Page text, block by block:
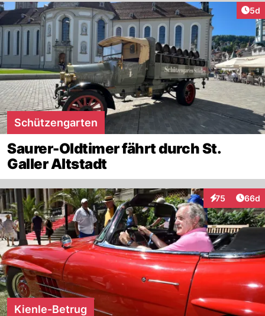
5d
Schützengarten
Saurer-Oldtimer fährt durch St.
Galler Altstadt
75
Interaktionen
66d
Kienle-Betrug